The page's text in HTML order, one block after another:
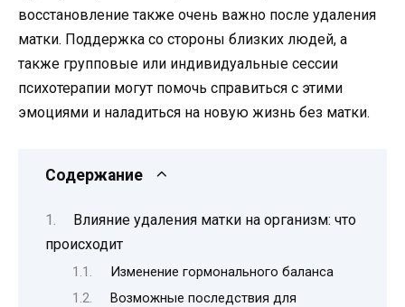
восстановление также очень важно после удаления
матки. Поддержка со стороны близких людей, а
также групповые или индивидуальные сессии
психотерапии могут помочь справиться с этими
эмоциями и наладиться на новую жизнь без матки.
Содержание
Влияние удаления матки на организм: что
происходит
Изменение гормонального баланса
Возможные последствия для